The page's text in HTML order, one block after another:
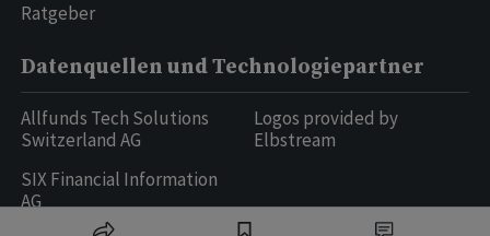
Ratgeber
Datenquellen und Technologiepartner
Allfunds Tech Solutions
Switzerland AG
SIX Financial Information
AG
Logos provided by
Elbstream